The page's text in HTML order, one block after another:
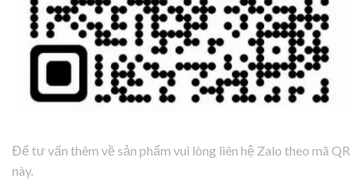
Để tư vấn thêm về sản phẩm vui lòng liên hệ Zalo theo mã QR
này.